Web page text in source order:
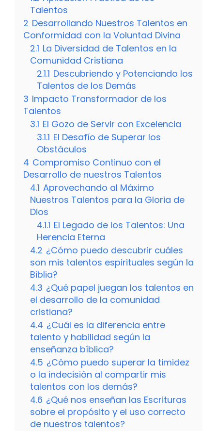
Talentos
2 Desarrollando Nuestros Talentos en
Conformidad con la Voluntad Divina
2.1 La Diversidad de Talentos en la
Comunidad Cristiana
2.1.1 Descubriendo y Potenciando los
Talentos de los Demás
3 Impacto Transformador de los
Talentos
3.1 El Gozo de Servir con Excelencia
3.1.1 El Desafío de Superar los
Obstáculos
4 Compromiso Continuo con el
Desarrollo de nuestros Talentos
4.1 Aprovechando al Máximo
Nuestros Talentos para la Gloria de
Dios
4.1.1 El Legado de los Talentos: Una
Herencia Eterna
4.2 ¿Cómo puedo descubrir cuáles
son mis talentos espirituales según la
Biblia?
4.3 ¿Qué papel juegan los talentos en
el desarrollo de la comunidad
cristiana?
4.4 ¿Cuál es la diferencia entre
talento y habilidad según la
enseñanza bíblica?
4.5 ¿Cómo puedo superar la timidez
o la indecisión al compartir mis
talentos con los demás?
4.6 ¿Qué nos enseñan las Escrituras
sobre el propósito y el uso correcto
de nuestros talentos?